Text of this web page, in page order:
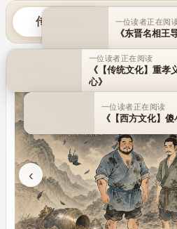
传统文化 历史人物
‹
一位读者正在阅
《东晋名相王
一位读者正在阅读
《【传统文化】重
心》
一位读者正在阅读
《【西方文化】傻